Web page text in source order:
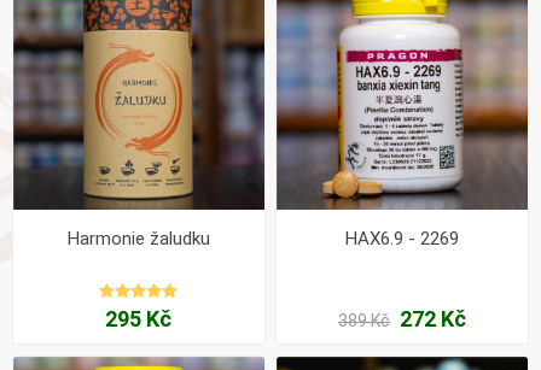
Harmonie žaludku
295 Kč
HAX6.9 - 2269
389 Kč 272 Kč